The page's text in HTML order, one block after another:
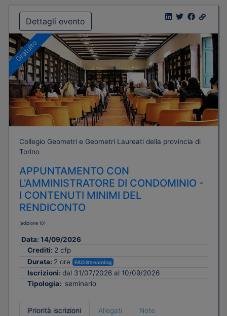
Dettagli evento
Gratuito
Collegio Geometri e Geometri Laureati della provincia di
Torino
APPUNTAMENTO CON
L'AMMINISTRATORE DI CONDOMINIO -
I CONTENUTI MINIMI DEL
RENDICONTO
(edizione 10)
Data: 14/09/2026
Crediti: 2 cfp
Durata: 2 ore FAD Streaming
Iscrizioni: dal 31/07/2026 al 10/09/2026
Tipologia: seminario
Priorità iscrizioni Allegati
Note